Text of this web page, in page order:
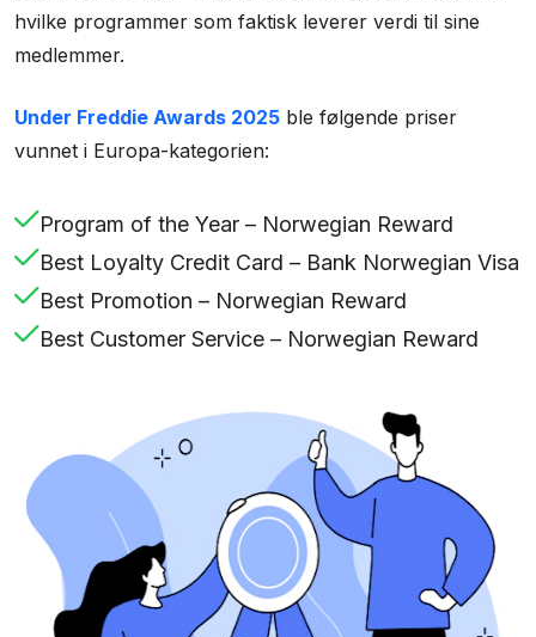
hvilke programmer som faktisk leverer verdi til sine
medlemmer.
Under Freddie Awards 2025 ble følgende priser
vunnet i Europa-kategorien:
Program of the Year – Norwegian Reward
Best Loyalty Credit Card – Bank Norwegian Visa
Best Promotion – Norwegian Reward
Best Customer Service – Norwegian Reward